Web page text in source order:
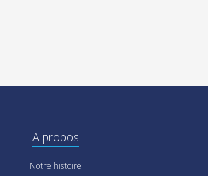
A propos
Notre histoire